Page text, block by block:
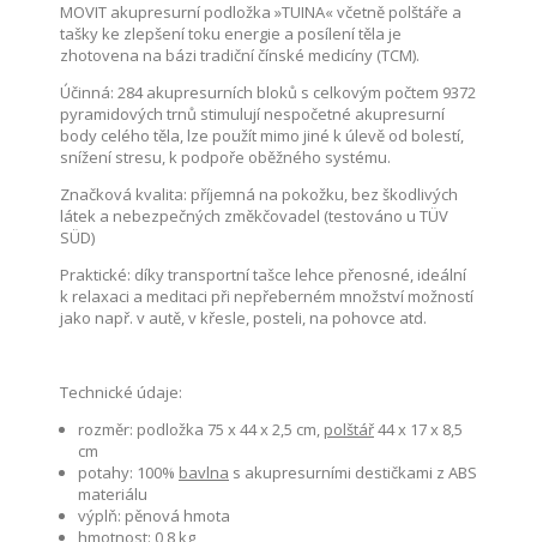
MOVIT akupresurní podložka »TUINA« včetně polštáře a
tašky ke zlepšení toku energie a posílení těla je
zhotovena na bázi tradiční čínské medicíny (TCM).
Účinná: 284 akupresurních bloků s celkovým počtem 9372
pyramidových trnů stimulují nespočetné akupresurní
body celého těla, lze použít mimo jiné k úlevě od bolestí,
snížení stresu, k podpoře oběžného systému.
Značková kvalita: příjemná na pokožku, bez škodlivých
látek a nebezpečných změkčovadel (testováno u TÜV
SÜD)
Praktické: díky transportní tašce lehce přenosné, ideální
k relaxaci a meditaci při nepřeberném množství možností
jako např. v autě, v křesle, posteli, na pohovce atd.
Technické údaje:
rozměr: podložka 75 x 44 x 2,5 cm, polštář44 x 17 x 8,5
cm
potahy: 100% bavlna s akupresurními destičkami z ABS
materiálu
výplň: pěnová hmota
hmotnost: 0,8 kg